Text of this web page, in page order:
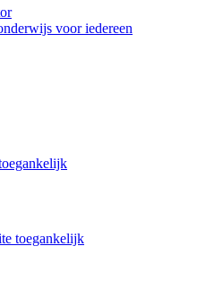
voor iedereen
toegankelijk